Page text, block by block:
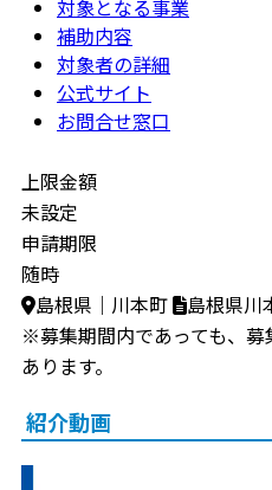
対象となる事業
補助内容
対象者の詳細
公式サイト
お問合せ窓口
上限金額
未設定
申請期限
随時
島根県｜川本町
島根県川
※募集期間内であっても、
あります。
紹介動画